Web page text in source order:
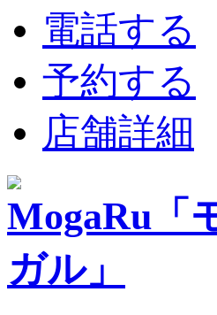
電話する
予約する
店舗詳細